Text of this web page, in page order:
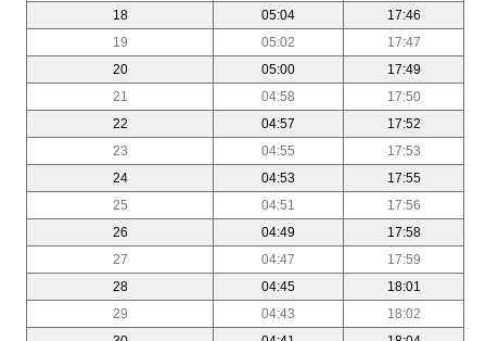
18
05:04
17:46
19
05:02
17:47
20
05:00
17:49
21
04:58
17:50
22
04:57
17:52
23
04:55
17:53
24
04:53
17:55
25
04:51
17:56
26
04:49
17:58
27
04:47
17:59
28
04:45
18:01
29
04:43
18:02